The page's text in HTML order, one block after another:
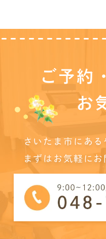
ご予約
お
さいたま市にある
まずはお気軽にお